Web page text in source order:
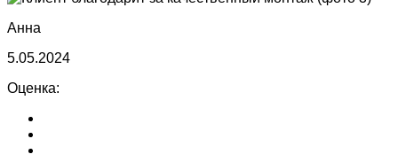
Анна
5.05.2024
Оценка: